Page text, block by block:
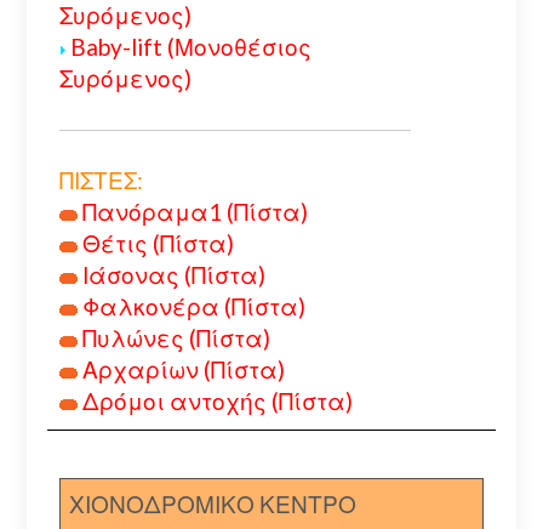
Συρόμενος)
Baby-lift (Μονοθέσιος
Συρόμενος)
ΠΙΣΤΕΣ:
Πανόραμα1 (Πίστα)
Θέτις (Πίστα)
Ιάσονας (Πίστα)
Φαλκονέρα (Πίστα)
Πυλώνες (Πίστα)
Αρχαρίων (Πίστα)
Δρόμοι αντοχής (Πίστα)
ΧΙΟΝΟΔΡΟΜΙΚΟ ΚΕΝΤΡΟ